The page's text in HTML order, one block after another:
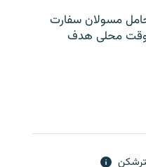
مسولان سفارت
وقت محلی هدف